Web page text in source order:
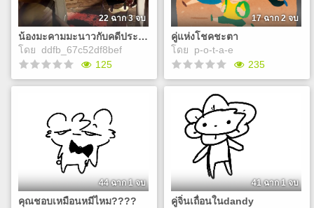
Play Play
น้องมะคามมะนาวกับคดีประหลาดรสเปรี้ยวเลี้ยจนขมปี๋
โดย ddfb_67c52df8bef
22 ฉาก 3 จบ
125
ประหลาดรสเปรี้ยวเลี้ยจนขมปี๋
น้องมะคามและมะนาว
เป็นคู่หูนักสืบสมัครเล่นที่ชอบ
ไขคดีปริศนาที่หน้าตื่นเต้น วัน
หนึ่งพวกเขาได้รับคำขอจาก
หญิงสาวปริศนาลึกลับที่
ต้องการให้ช่วยสืบหาความจริง
คู่แห่งโชคชะตา
โดย
p-o-t-a-e
17 ฉาก 2 จบ
235
คู่แห่งโชคชะตา
ไม่บอก
Play
คุณชอบเหมือนหมีไหม????
44 ฉาก 1 จบ
คู่จิ่นเถื่อนในdandy
41 ฉาก 1 จบ